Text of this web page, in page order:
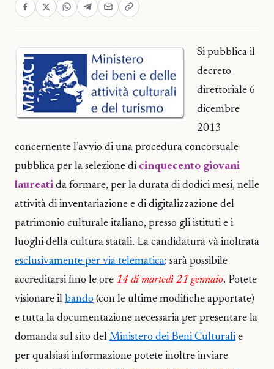
Si pubblica il
decreto
direttoriale 6
dicembre
2013
concernente l’avvio di una procedura concorsuale
pubblica per la selezione di cinquecento giovani
laureati da formare, per la durata di dodici mesi, nelle
attività di inventariazione e di digitalizzazione del
patrimonio culturale italiano, presso gli istituti e i
luoghi della cultura statali. La candidatura và inoltrata
esclusivamente per via telematica: sarà possibile
accreditarsi fino le ore 14 di martedì 21 gennaio. Potete
visionare il bando (con le ultime modifiche apportate)
e tutta la documentazione necessaria per presentare la
domanda sul sito del Ministero dei Beni Culturali e
per qualsiasi informazione potete inoltre inviare